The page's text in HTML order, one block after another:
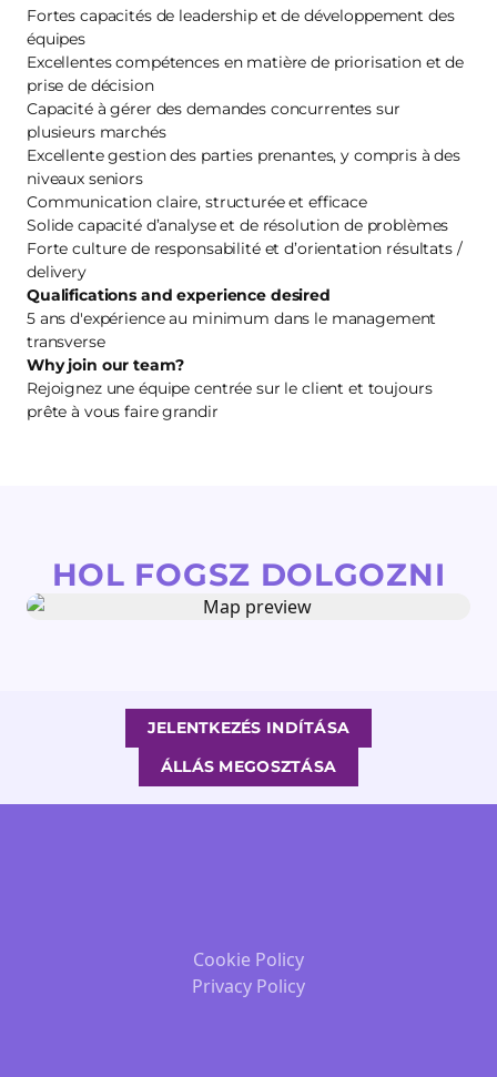
Fortes capacités de leadership et de développement des
équipes
Excellentes compétences en matière de priorisation et de
prise de décision
Capacité à gérer des demandes concurrentes sur
plusieurs marchés
Excellente gestion des parties prenantes, y compris à des
niveaux seniors
Communication claire, structurée et efficace
Solide capacité d’analyse et de résolution de problèmes
Forte culture de responsabilité et d’orientation résultats /
delivery
Qualifications and experience desired
5 ans d'expérience au minimum dans le management
transverse
Why join our team?
Rejoignez une équipe centrée sur le client et toujours
prête à vous faire grandir
HOL FOGSZ DOLGOZNI
JELENTKEZÉS INDÍTÁSA
ÁLLÁS MEGOSZTÁSA
Cookie Policy
Privacy Policy